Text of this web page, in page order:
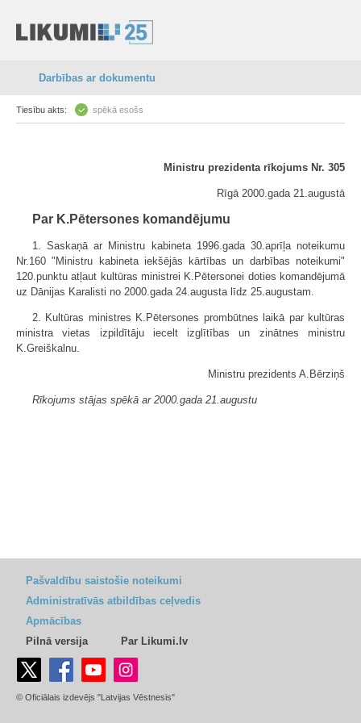
Darbības ar dokumentu
Tiesību akts: spēkā esošs
Ministru prezidenta rīkojums Nr. 305
Rīgā 2000.gada 21.augustā
Par K.Pētersones komandējumu
1. Saskaņā ar Ministru kabineta 1996.gada 30.aprīļa noteikumu
Nr.160 "Ministru kabineta iekšējās kārtības un darbības noteikumi"
120.punktu atļaut kultūras ministrei K.Pētersonei doties komandējumā
uz Dānijas Karalisti no 2000.gada 24.augusta līdz 25.augustam.
2. Kultūras ministres K.Pētersones prombūtnes laikā par kultūras
ministra vietas izpildītāju iecelt izglītības un zinātnes ministru
K.Greiškalnu.
Ministru prezidents A.Bērziņš
Rīkojums stājas spēkā ar 2000.gada 21.augustu
Pašvaldību saistošie noteikumi
Administratīvās atbildības ceļvedis
Apmācības
Pilnā versija
Par Likumi.lv
© Oficiālais izdevējs "Latvijas Vēstnesis"